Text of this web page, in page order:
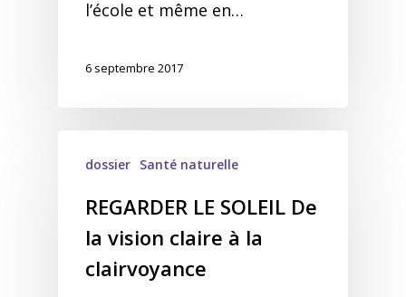
l’école et même en…
6 septembre 2017
dossier Santé naturelle
REGARDER LE SOLEIL De
la vision claire à la
clairvoyance